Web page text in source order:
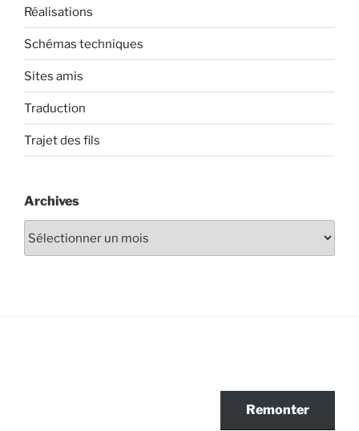
Réalisations
Schémas techniques
Sites amis
Traduction
Trajet des fils
Archives
Remonter